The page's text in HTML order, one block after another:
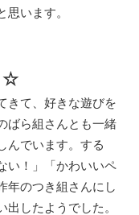
います。
☆
きて、好きな遊びを
ばら組さんとも一緒
んでいます。する
い！」「かわいいペ
年のつき組さんにし
したようでした。